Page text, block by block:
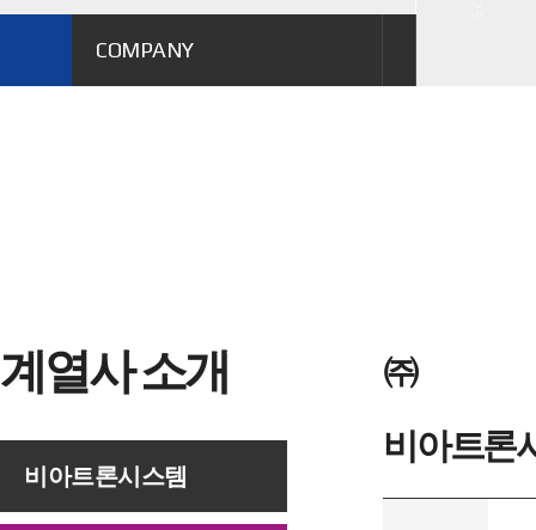
COMPANY
계열사 소개
비아트론시스템
㈜
비아트론